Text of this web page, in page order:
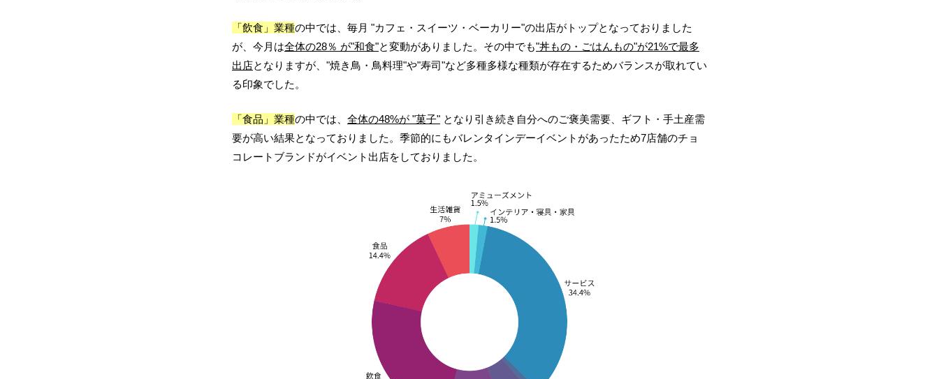
「飲食」業種の中では、毎月 "カフェ・スイーツ・ベーカリー"の出店がトップとなっておりました
が、今月は全体の28％ が"和食"と変動がありました。その中でも"丼もの・ごはんもの"が21%で最多
出店となりますが、"焼き鳥・鳥料理"や"寿司"など多種多様な種類が存在するためバランスが取れてい
る印象でした。
「食品」業種の中では、 全体の48%が "菓子" となり引き続き自分へのご褒美需要、ギフト・手土産需
要が高い結果となっておりました。季節的にもバレンタインデーイベントがあったため7店舗のチョ
コレートブランドがイベント出店をしておりました。